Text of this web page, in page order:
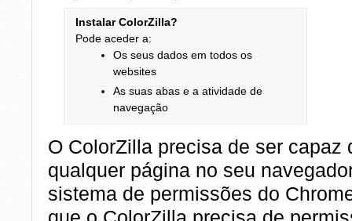
Instalar ColorZilla?
Pode aceder a:
Os seus dados em todos os
websites
As suas abas e a atividade de
navegação
O ColorZilla precisa de ser capaz
qualquer página no seu
sistema de permissões do